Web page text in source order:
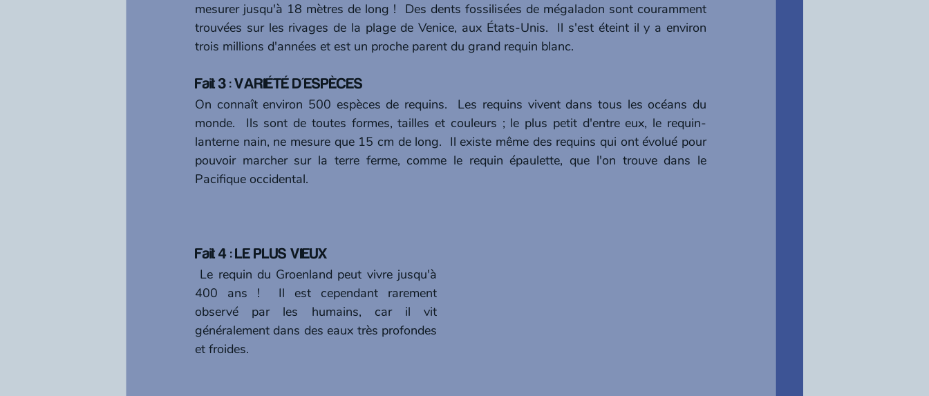
mesurer jusqu'à 18 mètres de long !  Des dents fossilisées de mégaladon sont couramment
trouvées sur les rivages de la plage de Venice, aux États-Unis.  Il s'est éteint il y a environ
trois millions d'années et est un proche parent du grand requin blanc.
Fait 3 : VARIÉTÉ D'ESPÈCES
On connaît environ 500 espèces de requins.  Les requins vivent dans tous les océans du
monde.  Ils sont de toutes formes, tailles et couleurs ; le plus petit d'entre eux, le requin-
lanterne nain, ne mesure que 15 cm de long.  Il existe même des requins qui ont évolué pour
pouvoir marcher sur la terre ferme, comme le requin épaulette, que l'on trouve dans le
Pacifique occidental.
Fait 4 : LE PLUS VIEUX
400 ans !  Il est cependant rarement
observé par les humains, car il vit
généralement dans des eaux très profondes
et froides.